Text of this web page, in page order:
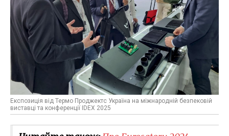
Експозиція від Термо Проджектс Україна на міжнародній безпековій
виставці та конференції IDEX 2025